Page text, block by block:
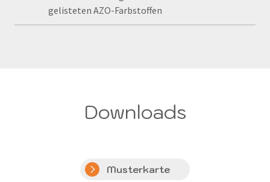
gelisteten AZO-Farbstoffen
Downloads
Musterkarte